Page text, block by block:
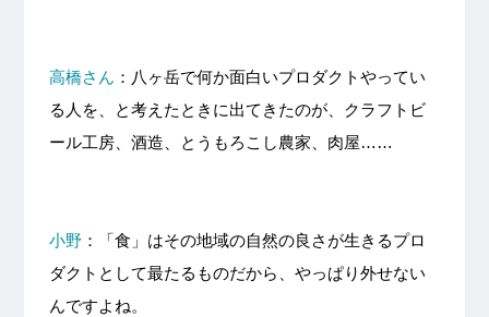
高橋さん ：八ヶ岳で何か面白いプロダクトやってい
る人を、と考えたときに出てきたのが、クラフトビ
ール工房、酒造、とうもろこし農家、肉屋……
小野：「食」はその地域の自然の良さが生きるプロ
ダクトとして最たるものだから、やっぱり外せない
んですよね。